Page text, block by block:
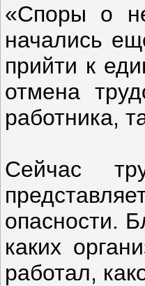
«Споры о
начались
прийти к
отмена
работника,
Сейчас
опасности.
каких
работал,